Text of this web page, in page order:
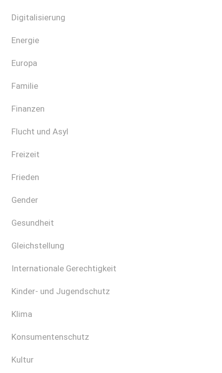
Digitalisierung
Energie
Europa
Familie
Finanzen
Flucht und Asyl
Freizeit
Frieden
Gender
Gesundheit
Gleichstellung
Internationale Gerechtigkeit
Kinder- und Jugendschutz
Klima
Konsumentenschutz
Kultur